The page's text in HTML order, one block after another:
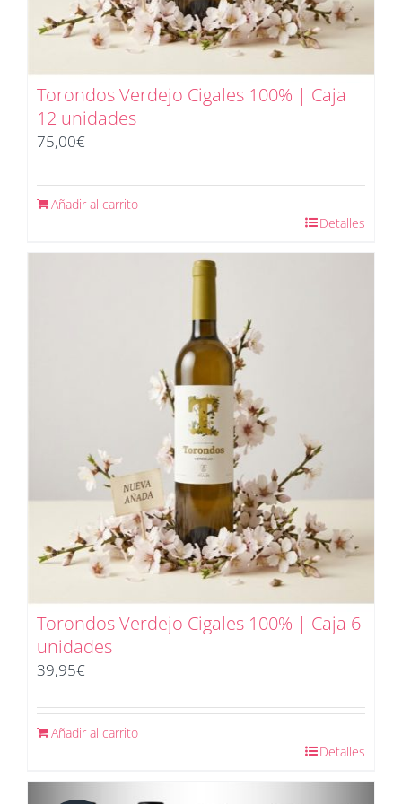
Torondos Verdejo Cigales 100% | Caja
12 unidades
75,00€
Añadir al carrito
Detalles
Torondos Verdejo Cigales 100% | Caja 6
unidades
39,95€
Añadir al carrito
Detalles